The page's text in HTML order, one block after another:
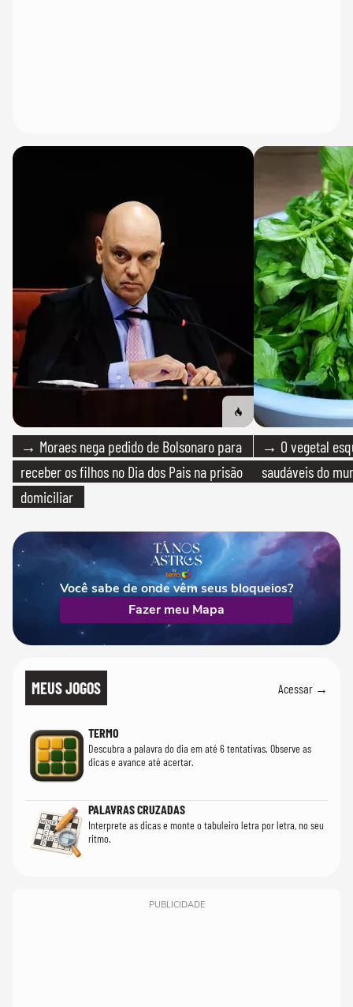
→ Moraes nega pedido de Bolsonaro para
receber os filhos no Dia dos Pais na prisão
domiciliar
→ O vegetal
saudáveis do
Você sabe de onde vêm seus bloqueios?
Fazer meu Mapa
MEUS JOGOS Acessar →
TERMO
Descubra a palavra do dia em até 6 tentativas. Observe as
dicas e avance até acertar.
PALAVRAS CRUZADAS
Interprete as dicas e monte o tabuleiro letra por letra, no seu
ritmo.
PUBLICIDADE